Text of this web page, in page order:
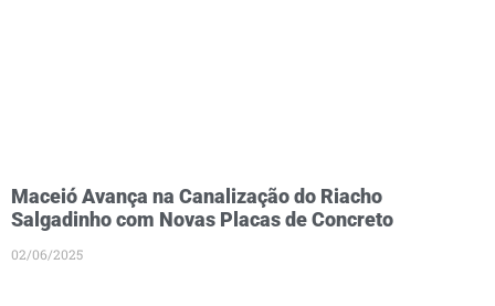
Maceió Avança na Canalização do Riacho
Salgadinho com Novas Placas de Concreto
02/06/2025